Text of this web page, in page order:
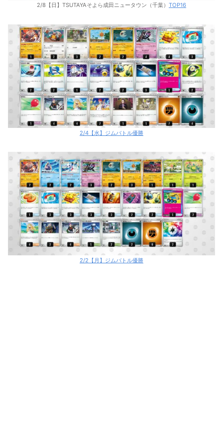
2/8【日】TSUTAYAそよら成田ニュータウン（千葉） TOP16
2/4【水】ジムバトル優勝
2/2【月】ジムバトル優勝